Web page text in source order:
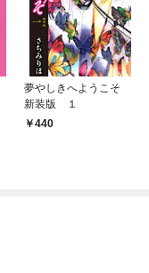
夢やしきへようこそ
新装版 １
440